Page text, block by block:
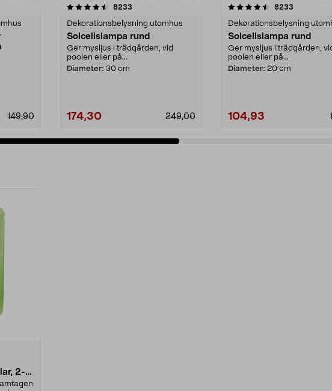
149,90
8233
Dekorationsbelysning utomhus
Solcellslampa rund
Ger mysljus i trädgården, vid
poolen eller på...
Diameter: 30 cm
174,30 249,00
4.5 av 5 stjärnor 8233
Dekorationsbelysning
Solcellslampa rund
Ger mysljus i trädgården,
poolen eller på...
Diameter: 20 cm
104,93
4.5 av 5 stjärnor
2-